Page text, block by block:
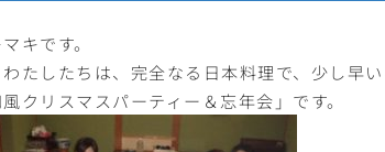
キです。
たしたちは、完全なる日本料理で、少し早
クリスマスパーティー＆忘年会」です。